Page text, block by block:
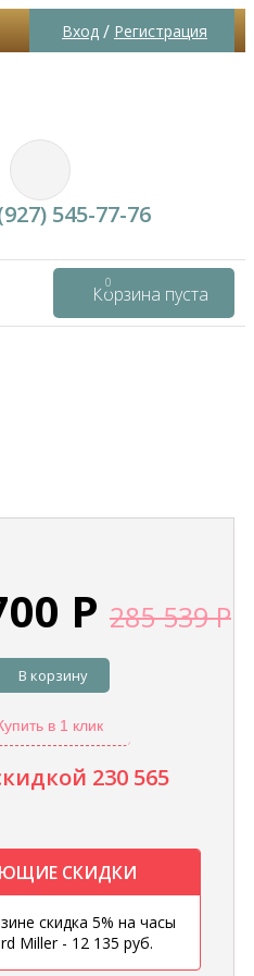
Вход / Регистрация
545-77-76
Корзина пуста
0
Р 285 539Р
В корзину
в 1 клик
230 565
СКИДКИ
скидка 5% на часы
Miller - 12 135 руб.